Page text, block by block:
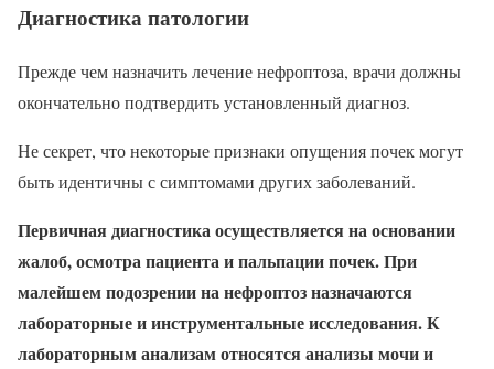
Диагностика патологии
Прежде чем назначить лечение нефроптоза, врачи должны
окончательно подтвердить установленный диагноз.
Не секрет, что некоторые признаки опущения почек могут
быть идентичны с симптомами других заболеваний.
Первичная диагностика осуществляется на основании
жалоб, осмотра пациента и пальпации почек. При
малейшем подозрении на нефроптоз назначаются
лабораторные и инструментальные исследования. К
лабораторным анализам относятся анализы мочи и